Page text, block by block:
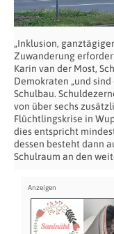
„Inklusion,
Zuwanderung
Karin van der Most,
Demokraten „und
Schulbau.
von über sechs
Flüchtlingskrise in
dies entspricht
dessen besteht dann
Schulraum an den